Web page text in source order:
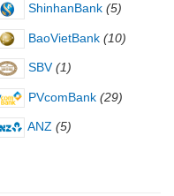
ShinhanBank (5)
BaoVietBank (10)
SBV (1)
PVcomBank (29)
ANZ (5)